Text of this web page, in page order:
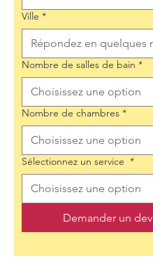
Ville *
Nombre de salles de bain *
Nombre de chambres *
Sélectionnez un service *
Demander un